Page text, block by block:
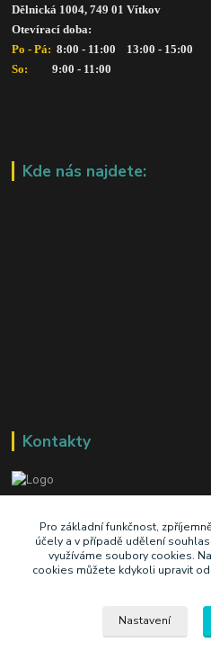
Dělnická 1004, 749 01 Vítkov
Otevírací doba:
Po - Pá: 8:00 - 11:00    13:00 - 15:00
So:
      9:00 - 11:00
Kde nás najdete:
Kontakty
+420 603 345 409
prodej@ik-oil.cz
Pro základní funkčnost,
účely a v případě udělení
využíváme soubory cookies.
cookies můžete kdykoli upravit
Nastavení